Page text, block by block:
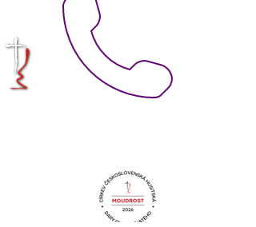
KRÁLOVÉHRADECKÁ
DIECÉZE
CÍRKVE
ČESKOSLOVENSKÉ